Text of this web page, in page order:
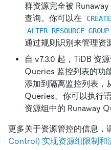
群资源完全被
查询。你可以在
ALTER RESOURCE GROUP
通过规则识别来管理资
自 v7.3.0 起，TiDB 资
Queries 监控列表的功
添加到隔离监控列表，
Queries。你可以执行
资源组中的 Runaway
更多关于资源管控的信息，
Control) 实现资源组限制和